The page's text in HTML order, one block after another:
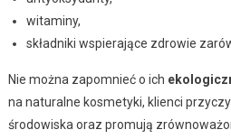
witaminy,
składniki wspierające zdrowie
Nie można zapomnieć o ich
na naturalne kosmetyki, klienci
środowiska oraz promują